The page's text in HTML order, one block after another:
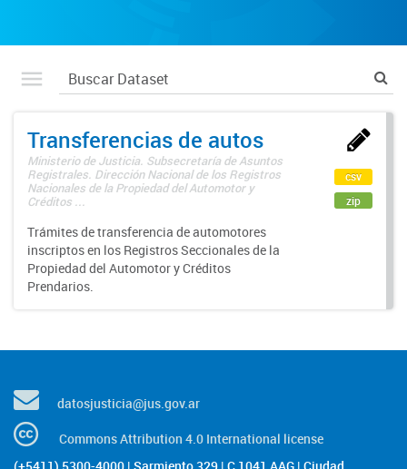
Transferencias de autos
Ministerio de Justicia. Subsecretaría de Asuntos
Registrales. Dirección Nacional de los Registros
Nacionales de la Propiedad del Automotor y
Créditos ...
Trámites de transferencia de automotores
inscriptos en los Registros Seccionales de la
Propiedad del Automotor y Créditos
Prendarios.
csv
zip
datosjusticia@jus.gov.ar
Commons Attribution 4.0 International license